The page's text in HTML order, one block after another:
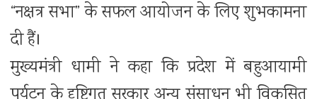
“नक्षत्र सभा” के सफल आयोजन के लिए शुभकामना
दी हैं।
मुख्यमंत्री धामी ने कहा कि प्रदेश में बहुआयामी